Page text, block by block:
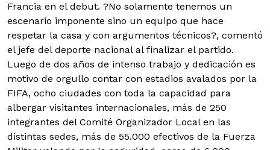
Francia en el debut. ?No solamente tenemos un
escenario imponente sino un equipo que hace
respetar la casa y con argumentos técnicos?, comentó
el jefe del deporte nacional al finalizar el partido.
Luego de dos años de intenso trabajo y dedicación es
motivo de orgullo contar con estadios avalados por la
FIFA, ocho ciudades con toda la capacidad para
albergar visitantes internacionales, más de 250
integrantes del Comité Organizador Local en las
distintas sedes, más de 55.000 efectivos de la Fuerza